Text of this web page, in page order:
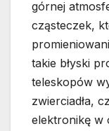
górnej
cząsteczek,
takie błyski
teleskopów
zwierciadła,
elektronikę w